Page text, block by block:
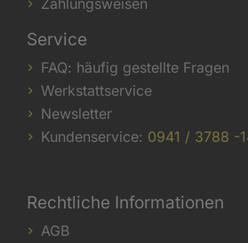
Service
FAQ: häufig gestellte Fragen
Werkstattservice
Newsletter
Kundenservice: 0941 / 3788 -
Rechtliche Informationen
AGB